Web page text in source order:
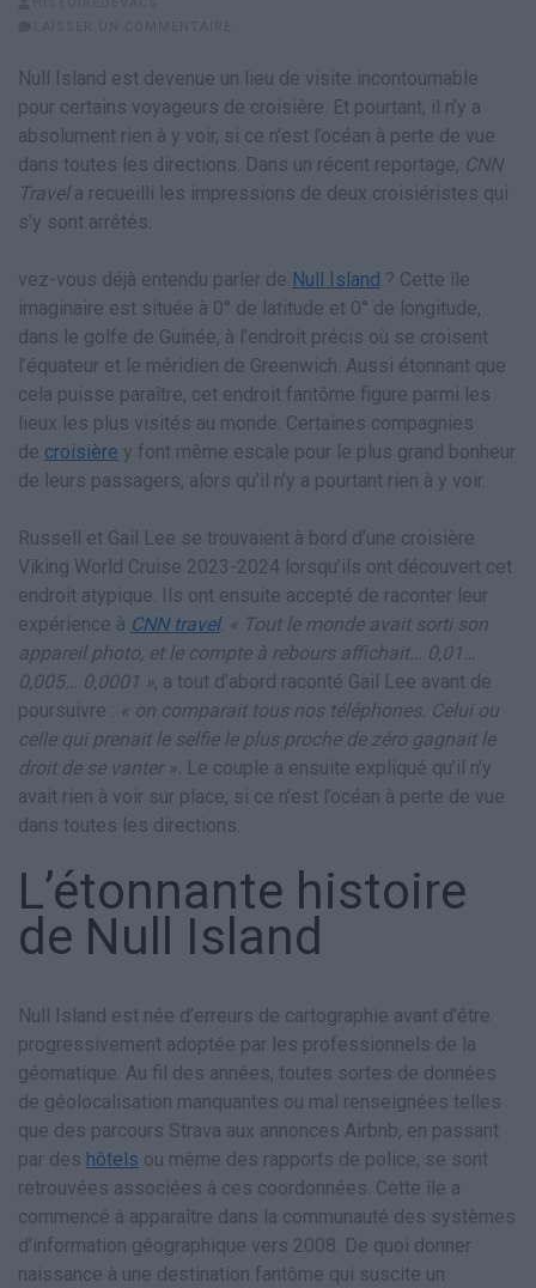
Null Island est devenue un lieu de visite incontournable
pour certains voyageurs de croisière. Et pourtant, il n’y a
absolument rien à y voir, si ce n’est l’océan à perte de vue
dans toutes les directions. Dans un récent reportage, CNN
Travela recueilli les impressions de deux croisiéristes qui
s’y sont arrêtés.
vez-vous déjà entendu parler de Null Island ? Cette île
imaginaire est située à 0° de latitude et 0° de longitude,
dans le golfe de Guinée, à l’endroit précis où se croisent
l’équateur et le méridien de Greenwich. Aussi étonnant que
cela puisse paraître, cet endroit fantôme figure parmi les
lieux les plus visités au monde. Certaines compagnies
de croisière y font même escale pour le plus grand bonheur
de leurs passagers, alors qu’il n’y a pourtant rien à y voir.
Russell et Gail Lee se trouvaient à bord d’une croisière
Viking World Cruise 2023-2024 lorsqu’ils ont découvert cet
endroit atypique. Ils ont ensuite accepté de raconter leur
expérience à CNN travel. « Tout le monde avait sorti son
appareil photo, et le compte à rebours affichait… 0,01…
0,005… 0,0001 », a tout d’abord raconté Gail Lee avant de
poursuivre : « on comparait tous nos téléphones. Celui ou
celle qui prenait le selfie le plus proche de zéro gagnait le
droit de se vanter ». Le couple a ensuite expliqué qu’il n’y
avait rien à voir sur place, si ce n’est l’océan à perte de vue
dans toutes les directions.
L’étonnante histoire
de Null Island
Null Island est née d’erreurs de cartographie avant d’être
progressivement adoptée par les professionnels de la
géomatique. Au fil des années, toutes sortes de données
de géolocalisation manquantes ou mal renseignées telles
que des parcours Strava aux annonces Airbnb, en passant
par des hôtels ou même des rapports de police, se sont
retrouvées associées à ces coordonnées. Cette île a
commencé à apparaître dans la communauté des systèmes
d’information géographique vers 2008. De quoi donner
naissance à une destination fantôme qui suscite un